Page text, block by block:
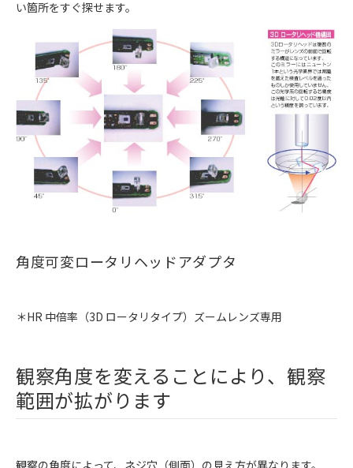
い箇所をすぐ探せます。
角度可変ロータリヘッドアダプタ
＊HR 中倍率（3D ロータリタイプ）ズームレンズ専用
観察角度を変えることにより、観察
範囲が拡がります
観察の角度によって、ネジ穴（側面）の見え方が異なります。